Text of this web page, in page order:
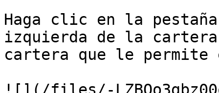
Haga clic en la
izquierda de la
cartera que le permite